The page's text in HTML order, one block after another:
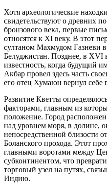
Хотя археологические
свидетельствуют о древних
бронзового века, первые
относятся к XI веку. В этот
султаном Махмудом Газневи
Белуджистан. Позднее, в XVI
известность, когда будущий
Акбар провел здесь часть
его отец Хумаюн вернул себе
Развитие Кветты
факторами, главным из
положение. Город
над уровнем моря, в долине,
непосредственной близости
Боланского прохода. Этот
главными воротами между
субконтинентом, что
торговый узел на путях,
Индию.